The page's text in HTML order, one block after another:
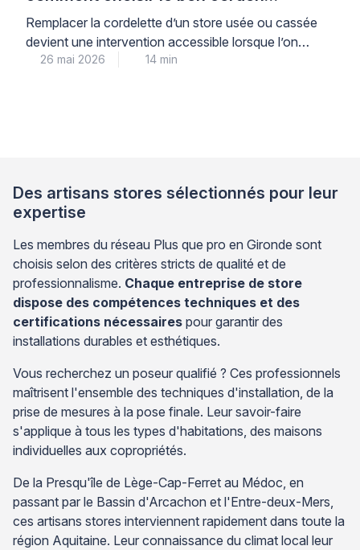
(diamètre, matière, résistance)
Remplacer la cordelette d’un store usée ou cassée
devient une intervention accessible lorsque l’on
maîtrise trois critères de sélection fondamentaux : le
26 mai 2026 14 min
Des artisans stores sélectionnés pour leur
expertise
Les membres du réseau Plus que pro en Gironde sont
choisis selon des critères stricts de qualité et de
professionnalisme. Chaque entreprise de store
dispose des compétences techniques et des
certifications nécessaires pour garantir des
installations durables et esthétiques.
Vous recherchez un poseur qualifié ? Ces professionnels
maîtrisent l'ensemble des techniques d'installation, de la
prise de mesures à la pose finale. Leur savoir-faire
s'applique à tous les types d'habitations, des maisons
individuelles aux copropriétés.
De la Presqu'île de Lège-Cap-Ferret au Médoc, en
passant par le Bassin d'Arcachon et l'Entre-deux-Mers,
ces artisans stores interviennent rapidement dans toute la
région Aquitaine. Leur connaissance du climat local leur